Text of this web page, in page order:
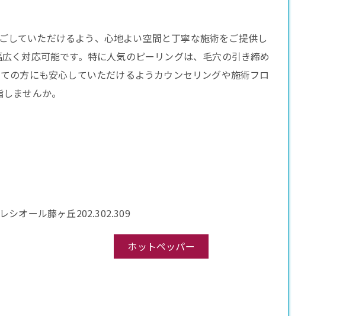
ていただけるよう、心地よい空間と丁寧な施術をご提供し
く対応可能です。特に人気のピーリングは、毛穴の引き締め
の方にも安心していただけるようカウンセリングや施術フロ
ませんか。
シオール藤ヶ丘202.302.309
ホットペッパー